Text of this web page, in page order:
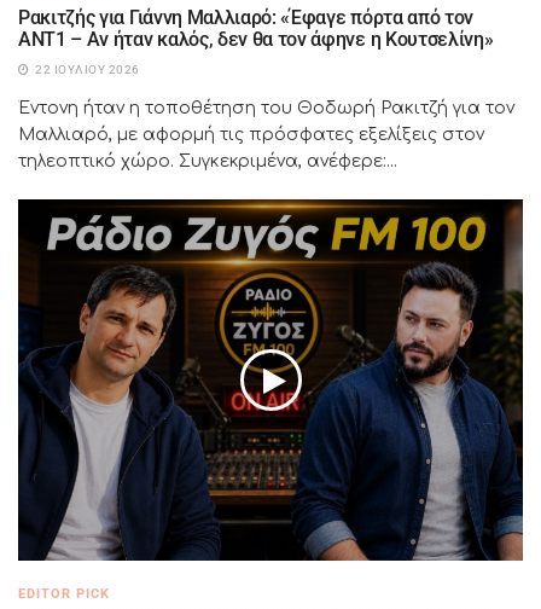
Ρακιτζής για Γιάννη Μαλλιαρό: «Έφαγε πόρτα από τον
ΑΝΤ1 – Αν ήταν καλός, δεν θα τον άφηνε η Κουτσελίνη»
22 ΙΟΥΛΊΟΥ 2026
Έντονη ήταν η τοποθέτηση του Θοδωρή Ρακιτζή για τον
Μαλλιαρό, με αφορμή τις πρόσφατες εξελίξεις στον
τηλεοπτικό χώρο. Συγκεκριμένα, ανέφερε:...
EDITOR PICK